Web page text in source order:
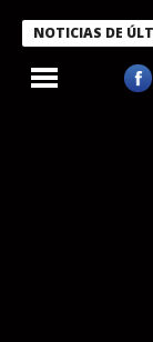
NOTICIAS DE
condecora